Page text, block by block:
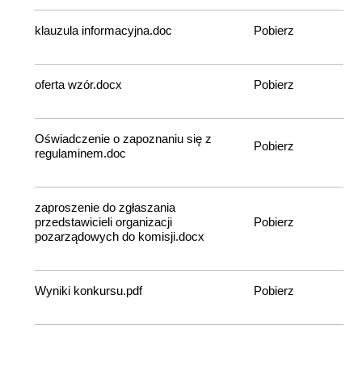
klauzula informacyjna.doc Pobierz
oferta wzór.docx Pobierz
Oświadczenie o zapoznaniu się z
regulaminem.doc
Pobierz
zaproszenie do zgłaszania
przedstawicieli organizacji
pozarządowych do komisji.docx
Pobierz
Wyniki konkursu.pdf Pobierz